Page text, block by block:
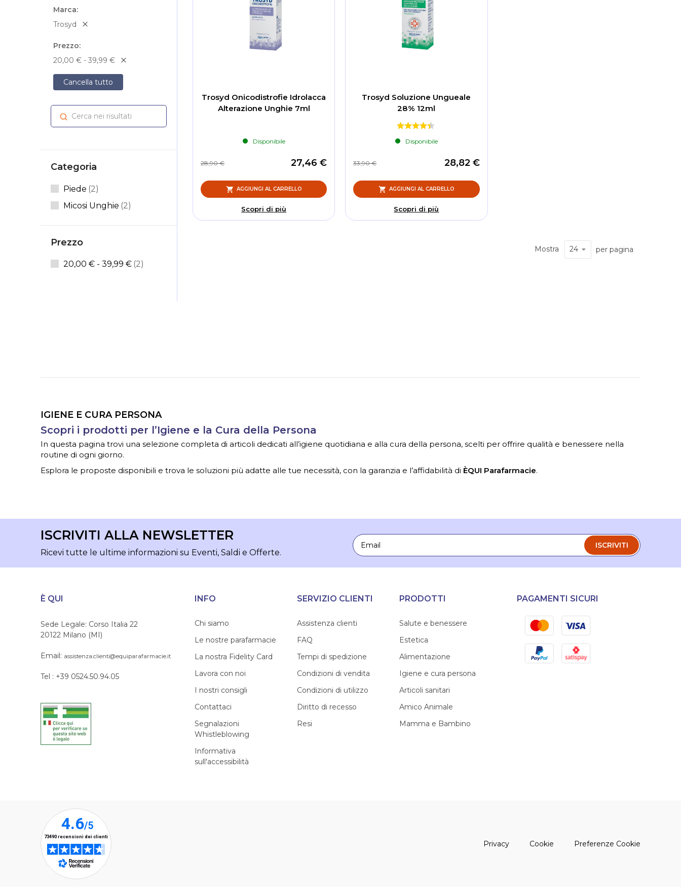
Trosyd Onicodistrofie Idrolacca
Alterazione Unghie 7ml
Disponibile
27,46 €
28,90 €
AGGIUNGI AL CARRELLO
Scopri di più
Trosyd Soluzione Ungueale
28% 12ml
Disponibile
28,82 €
33,90 €
AGGIUNGI AL CARRELLO
Scopri di più
Mostra per pagina
Marca
Trosyd
Prezzo
20,00 € - 39,99 €
Cancella tutto
Cerca nei risultati Cerca
Categoria
Piede 2Articoli
Micosi Unghie 2Articoli
Prezzo
20,00 € - 39,99 € 2articoli
IGIENE E CURA PERSONA
Scopri i prodotti per l’Igiene e la Cura della Persona
In questa pagina trovi una selezione completa di articoli dedicati all’igiene quotidiana e alla cura della persona, scelti per offrire qualità e benessere nella
routine di ogni giorno.
Esplora le proposte disponibili e trova le soluzioni più adatte alle tue necessità, con la garanzia e l’affidabilità di ÈQUI Parafarmacie.
ISCRIVITI ALLA NEWSLETTER
Ricevi tutte le ultime informazioni su Eventi, Saldi e Offerte.
Email
ISCRIVITI
È QUI
Sede Legale: Corso Italia 22
20122 Milano (MI)
Email: assistenza.clienti@equiparafarmacie.it
Tel : +39 0524.50.94.05
INFO
Chi siamo
Le nostre parafarmacie
La nostra Fidelity Card
Lavora con noi
I nostri consigli
Contattaci
Segnalazioni
Whistleblowing
Informativa
sull'accessibilità
SERVIZIO CLIENTI
Assistenza clienti
FAQ
Tempi di spedizione
Condizioni di vendita
Condizioni di utilizzo
Diritto di recesso
Resi
PRODOTTI
Salute e benessere
Estetica
Alimentazione
Igiene e cura persona
Articoli sanitari
Amico Animale
Mamma e Bambino
PAGAMENTI SICURI
MastercardVisa
PayPal Satispay
Privacy(apre una nuova finestra)
Cookie (apre una nuova finestra)
Preferenze Cookie